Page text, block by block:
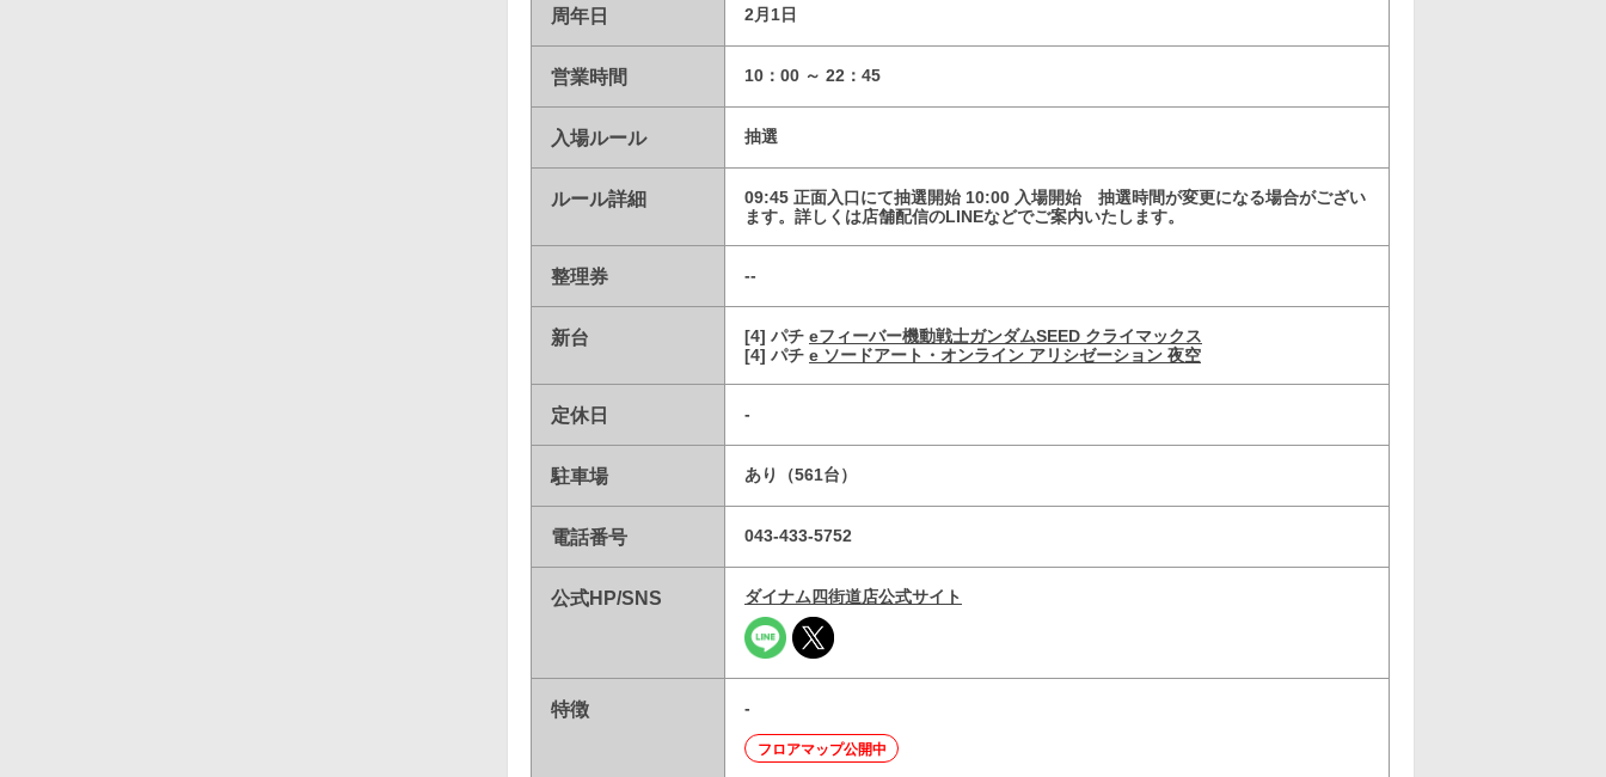
周年日 2月1日
営業時間 10：00 ～ 22：45
入場ルール 抽選
ルール詳細
09:45 正面入口にて抽選開始 10:00 入場開始 抽選時間が変更になる場合がござい
ます。詳しくは店舗配信のLINEなどでご案内いたします。
整理券 --
新台 [4] パチ eフィーバー機動戦士ガンダムSEED クライマックス
[4] パチ e ソードアート・オンライン アリシゼーション 夜空
定休日 -
駐車場 あり（561台）
電話番号 043-433-5752
公式HP/SNS ダイナム四街道店公式サイト
特徴 -
フロアマップ公開中